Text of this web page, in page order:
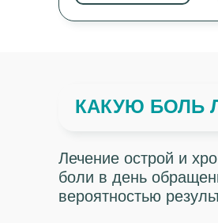
Лечение острой и
боли в день
вероятностью
КАКУЮ БОЛЬ